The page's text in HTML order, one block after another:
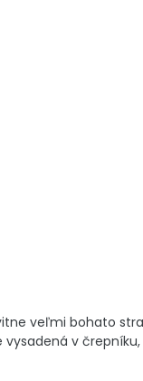
veľmi bohato
v